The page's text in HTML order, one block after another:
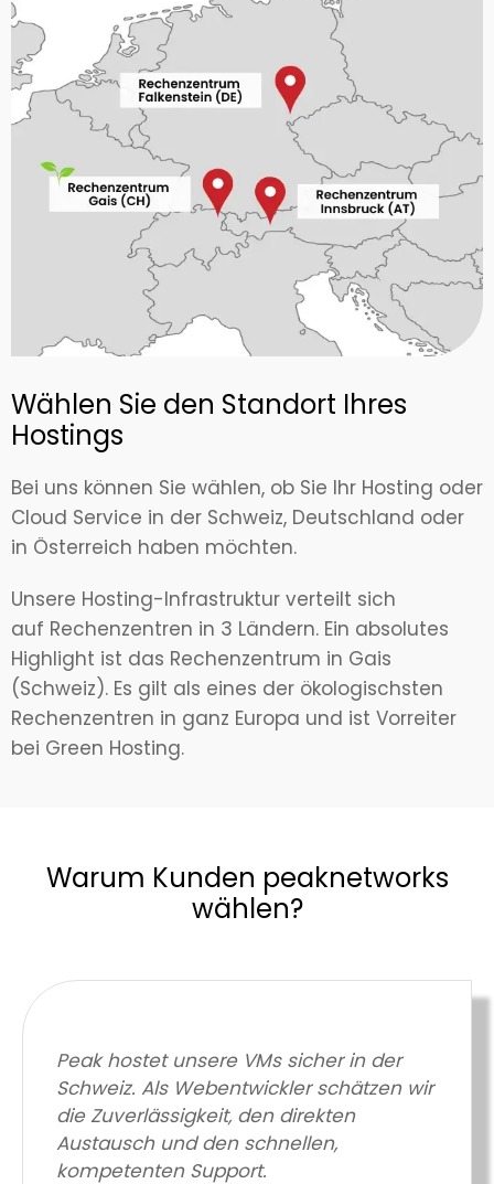
Wählen Sie den Standort Ihres
Hostings
Bei uns können Sie wählen, ob Sie Ihr Hosting oder
Cloud Service in der Schweiz, Deutschland oder
in Österreich haben möchten.
Unsere Hosting-Infrastruktur verteilt sich
auf Rechenzentren in 3 Ländern. Ein absolutes
Highlight ist das Rechenzentrum in Gais
(Schweiz). Es gilt als eines der ökologischsten
Rechenzentren in ganz Europa und ist Vorreiter
bei Green Hosting.
Warum Kunden peaknetworks
wählen?
Peak hostet unsere VMs sicher in der
Schweiz. Als Webentwickler schätzen wir
die Zuverlässigkeit, den direkten
Austausch und den schnellen,
kompetenten Support.